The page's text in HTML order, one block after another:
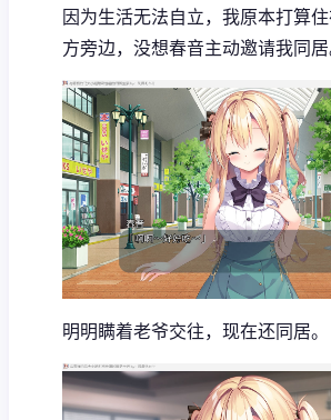
因为生活无法自立，我原本打算
方旁边，没想春音主动邀请我同居
明明瞒着老爷交往，现在还同居。